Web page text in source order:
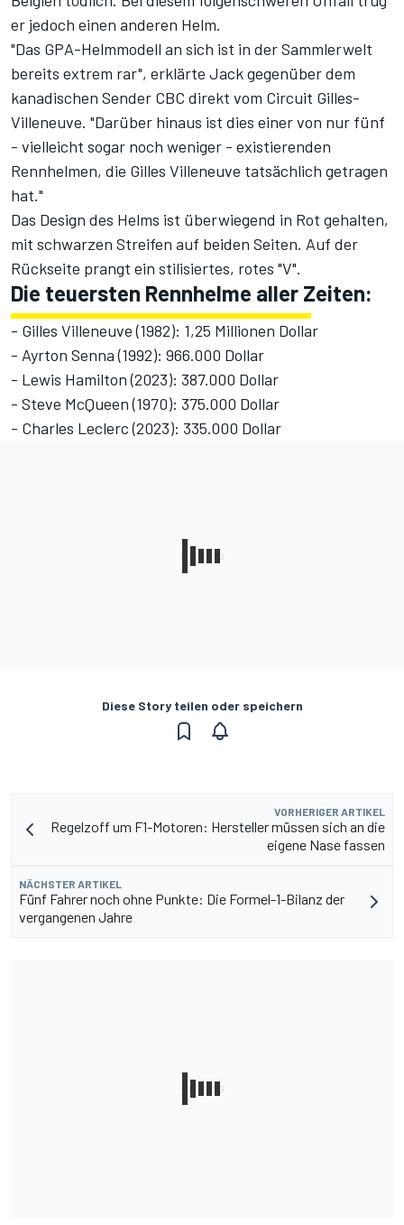
er jedoch einen anderen Helm.
"Das GPA-Helmmodell an sich ist in der Sammlerwelt
bereits extrem rar", erklärte Jack gegenüber dem
kanadischen Sender CBC direkt vom Circuit Gilles-
Villeneuve. "Darüber hinaus ist dies einer von nur fünf
- vielleicht sogar noch weniger - existierenden
Rennhelmen, die Gilles Villeneuve tatsächlich getragen
hat."
Das Design des Helms ist überwiegend in Rot gehalten,
mit schwarzen Streifen auf beiden Seiten. Auf der
Rückseite prangt ein stilisiertes, rotes "V".
Die teuersten Rennhelme aller Zeiten:
- Gilles Villeneuve (1982): 1,25 Millionen Dollar
- Ayrton Senna (1992): 966.000 Dollar
- Lewis Hamilton (2023): 387.000 Dollar
- Steve McQueen (1970): 375.000 Dollar
- Charles Leclerc (2023): 335.000 Dollar
Diese Story teilen oder speichern
VORHERIGER ARTIKEL
Regelzoff um F1-Motoren: Hersteller müssen sich an die
eigene Nase fassen
NÄCHSTER ARTIKEL
Fünf Fahrer noch ohne Punkte: Die Formel-1-Bilanz der
vergangenen Jahre